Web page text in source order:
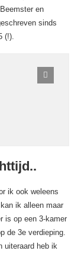
en
sinds
(!).
ik ook weleens
ik alleen maar
is op een 3-kamer
de 3e verdieping.
uiteraard heb ik